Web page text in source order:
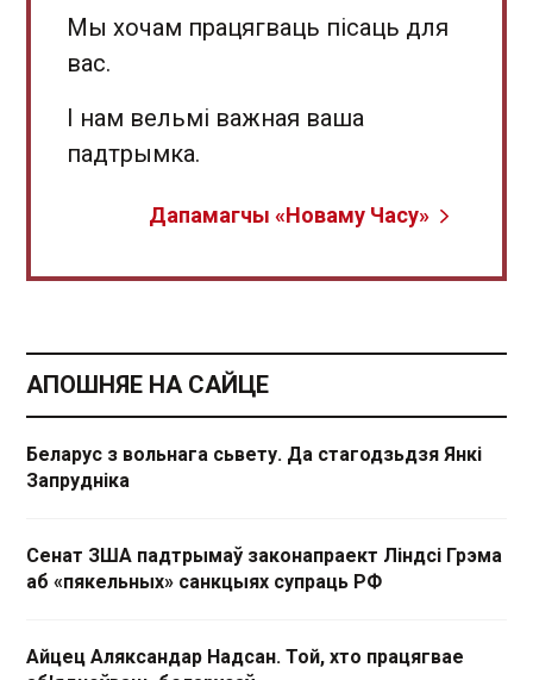
Мы хочам працягваць пісаць для
вас.
І нам вельмі важная ваша
падтрымка.
Дапамагчы «Новаму Часу»
АПОШНЯЕ НА САЙЦЕ
Беларус з вольнага сьвету. Да стагодзьдзя Янкі
Запрудніка
Сенат ЗША падтрымаў законапраект Ліндсі Грэма
аб «пякельных» санкцыях супраць РФ
Айцец Аляксандар Надсан. Той, хто працягвае